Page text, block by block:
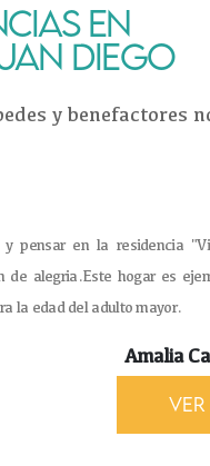
EN
DIEGO
y benefactores
y pensar en la residencia
de alegria.Este hogar es
la edad del adulto mayor.
Amalia
Ver